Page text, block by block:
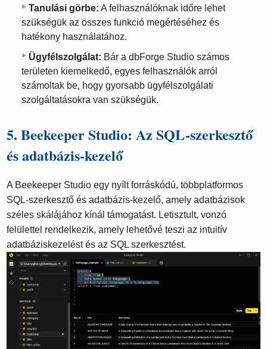
Tanulási görbe: A felhasználóknak időre lehet
szükségük az összes funkció megértéséhez és
hatékony használatához.
Ügyfélszolgálat: Bár a dbForge Studio számos
területen kiemelkedő, egyes felhasználók arról
számoltak be, hogy gyorsabb ügyfélszolgálati
szolgáltatásokra van szükségük.
5. Beekeeper Studio: Az SQL-szerkesztő
és adatbázis-kezelő
A Beekeeper Studio egy nyílt forráskódú, többplatformos
SQL-szerkesztő és adatbázis-kezelő, amely adatbázisok
széles skálájához kínál támogatást. Letisztult, vonzó
felülettel rendelkezik, amely lehetővé teszi az intuitív
adatbáziskezelést és az SQL szerkesztést.